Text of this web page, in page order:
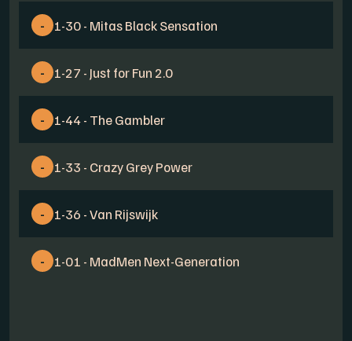
- 1-30 - Mitas Black Sensation
- 1-27 - Just for Fun 2.0
- 1-44 - The Gambler
- 1-33 - Crazy Grey Power
- 1-36 - Van Rijswijk
- 1-01 - MadMen Next-Generation